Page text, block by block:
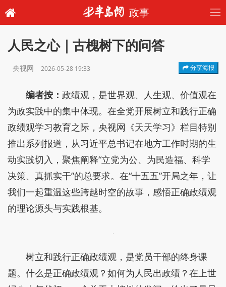
政事
人民之心｜古槐树下的问答
央视网 2026-05-28 19:33 分享海报
编者按： 政绩观，是世界观、人生观、价值观在
为政实践中的集中体现。在全党开展树立和践行正确
政绩观学习教育之际，央视网《天天学习》栏目特别
推出系列报道，从习近平总书记在地方工作时期的生
动实践切入，聚焦阐释“立党为公、为民造福、科学
决策、真抓实干”的总要求。在“十五五”开局之年，让
我们一起重温这些跨越时空的故事，感悟正确政绩观
的理论源头与实践根基。
树立和践行正确政绩观，是党员干部的终身课
题。什么是正确政绩观？如何为人民出政绩？在上世